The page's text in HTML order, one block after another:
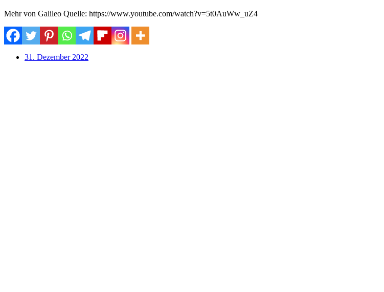
Mehr von Galileo Quelle: https://www.youtube.com/watch?v=5t0AuWw_uZ4
31. Dezember 2022